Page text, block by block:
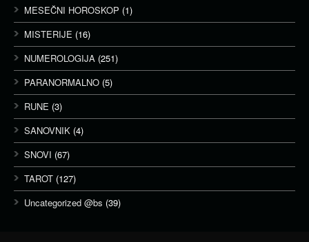
MESEČNI HOROSKOP (1)
MISTERIJE (16)
NUMEROLOGIJA (251)
PARANORMALNO (5)
RUNE (3)
SANOVNIK (4)
SNOVI (67)
TAROT (127)
Uncategorized @bs (39)